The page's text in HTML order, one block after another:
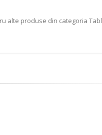
alte produse din categoria